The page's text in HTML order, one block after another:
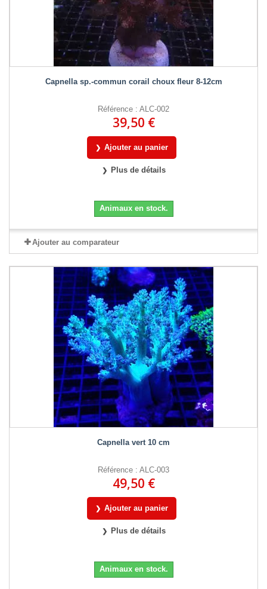
Capnella sp.-commun corail choux fleur 8-12cm
Référence : ALC-002
39,50 €
Ajouter au panier
Plus de détails
Animaux en stock.
Ajouter au comparateur
Capnella vert 10 cm
Référence : ALC-003
49,50 €
Ajouter au panier
Plus de détails
Animaux en stock.